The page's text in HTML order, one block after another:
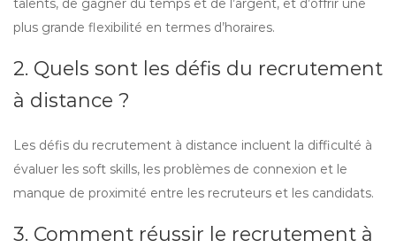
talents, de gagner du temps et de l’argent, et d’offrir une
plus grande flexibilité en termes d’horaires.
2. Quels sont les défis du recrutement
à distance ?
Les défis du recrutement à distance incluent la difficulté à
évaluer les soft skills, les problèmes de connexion et le
manque de proximité entre les recruteurs et les candidats.
3. Comment réussir le recrutement à